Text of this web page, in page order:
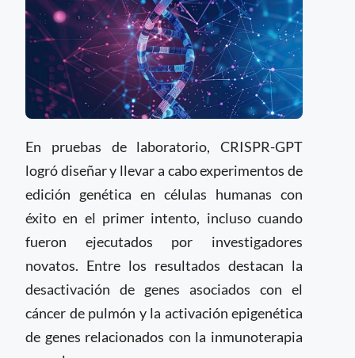
En pruebas de laboratorio, CRISPR-GPT
logró diseñar y llevar a cabo experimentos de
edición genética en células humanas con
éxito en el primer intento, incluso cuando
fueron ejecutados por investigadores
novatos. Entre los resultados destacan la
desactivación de genes asociados con el
cáncer de pulmón y la activación epigenética
de genes relacionados con la inmunoterapia